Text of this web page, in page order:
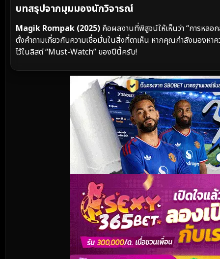
บทสรุปจากมุมมองนักวิจารณ์
Magik Rompak (2025) คือผลงานที่พิสูจน์ให้เห็นว่า “การหลอ
ตั้งคำถามเกี่ยวกับความเชื่อมั่นในสิ่งที่ตาเห็น หากคุณกำลังมอง
ไว้ในลิสต์ “Must-Watch” ของปีนี้ครับ!